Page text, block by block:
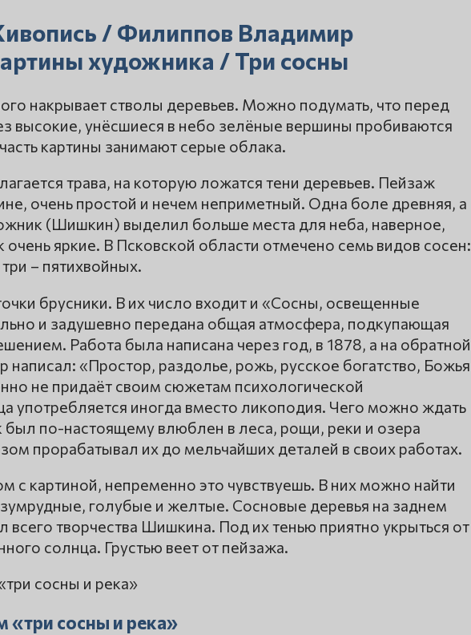
/ Филиппов Владимир
художника / Три сосны
накрывает стволы деревьев. Можно подумать, что перед
высокие, унёсшиеся в небо зелёные вершины пробиваются
картины занимают серые облака.
трава, на которую ложатся тени деревьев. Пейзаж
очень простой и нечем неприметный. Одна боле древняя, а
(Шишкин) выделил больше места для неба, наверное,
очень яркие. В Псковской области отмечено семь видов сосен:
– пятихвойных.
брусники. В их число входит и «Сосны, освещенные
и задушевно передана общая атмосфера, подкупающая
Работа была написана через год, в 1878, а на обратной
написал: «Простор, раздолье, рожь, русское богатство, Божья
не придаёт своим сюжетам психологической
употребляется иногда вместо ликоподия. Чего можно ждать
был по-настоящему влюблен в леса, рощи, реки и озера
прорабатывал их до мельчайших деталей в своих работах.
с картиной, непременно это чувствуешь. В них можно найти
голубые и желтые. Сосновые деревья на заднем
всего творчества Шишкина. Под их тенью приятно укрыться от
солнца. Грустью веет от пейзажа.
«три сосны и река»